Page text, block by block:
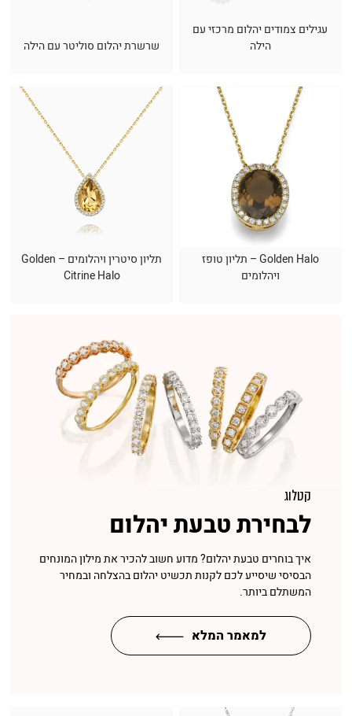
עגילים צמודים יהלום מרכזי עם
הילה
שרשרת יהלום סוליטר עם הילה
Golden Halo – תליון טופז
ויהלומים
תליון סיטרין ויהלומים – Golden
Citrine Halo
קטלוג
לבחירת טבעת יהלום
איך בוחרים טבעת יהלום? מדוע חשוב להכיר את מילון המונחים
הבסיסי שיסייע לכם לקנות תכשיט יהלום בהצלחה ובמחיר
המשתלם ביותר.
למאמר המלא